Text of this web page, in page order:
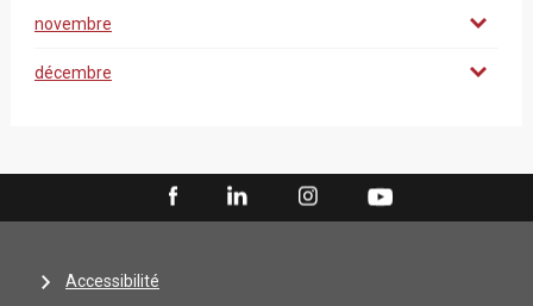
novembre
décembre
Accessibilité